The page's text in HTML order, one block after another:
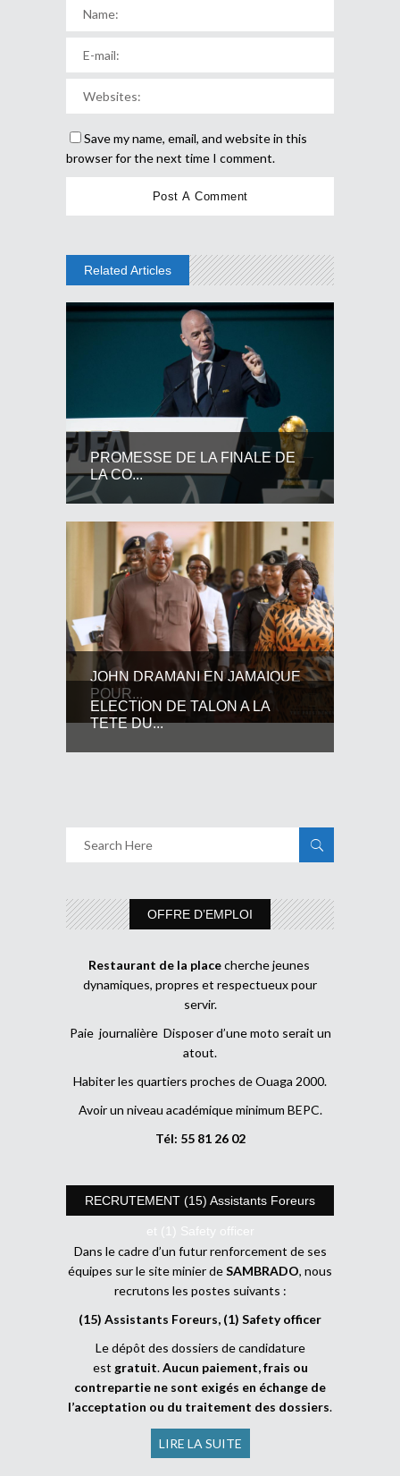
Save my name, email, and website in this
browser for the next time I comment.
Related Articles
PROMESSE DE LA FINALE DE
LA CO...
JOHN DRAMANI EN JAMAIQUE
POUR...
ELECTION DE TALON A LA
TETE DU...
OFFRE D’EMPLOI
Restaurant de la placecherche jeunes
dynamiques, propres et respectueux pour
servir.
Paie journalière Disposer d’une moto serait un
atout.
Habiter les quartiers proches de Ouaga 2000.
Avoir un niveau académique minimum BEPC.
Tél: 55 81 26 02
RECRUTEMENT (15) Assistants Foreurs
et (1) Safety officer
Dans le cadre d’un futur renforcement de ses
équipes sur le site minier deSAMBRADO, nous
recrutons les postes suivants :
(15) Assistants Foreurs, (1) Safety officer
Le dépôt des dossiers de candidature
est gratuit.Aucun paiement, frais ou
contrepartie ne sont exigés en échange de
l’acceptation ou du traitement des dossiers.
LIRE LA SUITE